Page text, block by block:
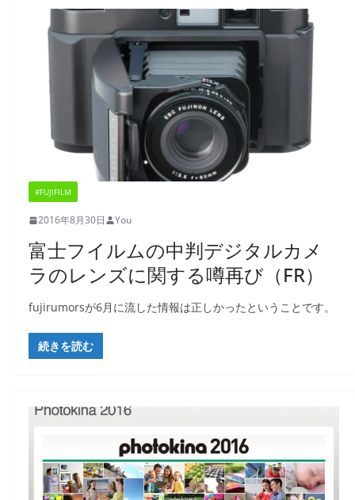
#FUJIFILM
2016年8月30日 You
富士フイルムの中判デジタルカメ
ラのレンズに関する噂再び（FR）
fujirumorsが6月に流した情報は正しかったということです。
続きを読む